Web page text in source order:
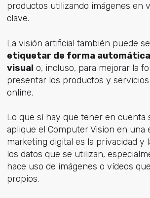
productos utilizando imágenes en
clave.
La visión artificial también puede
etiquetar de forma
visualo, incluso, para mejorar la
presentar los productos y
online.
Lo que sí hay que tener en cuenta
aplique el Computer Vision en una
marketing digital es la privacidad y
los datos que se utilizan,
hace uso de imágenes o vídeos
propios.